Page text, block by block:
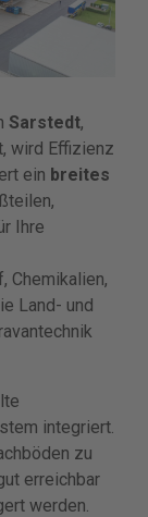
Sarstedt,
wird Effizienz
ein breites
Ihre
Chemikalien,
Land- und
integriert.
zu
erreichbar
werden.